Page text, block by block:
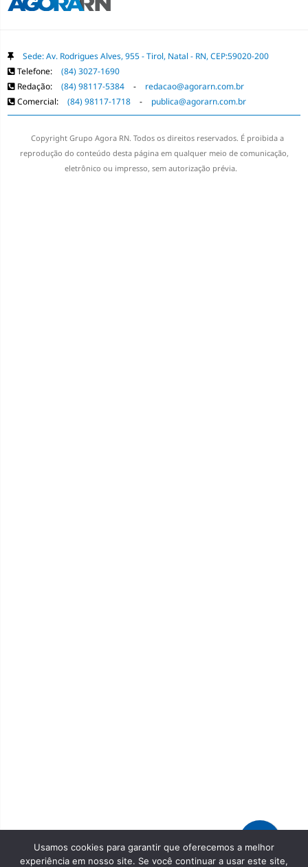
Sede: Av. Rodrigues Alves, 955 - Tirol, Natal - RN, CEP:59020-200
Telefone:
(84) 3027-1690
Redação:
(84) 98117-5384 -
redacao@agorarn.com.br
Comercial:
(84) 98117-1718 - publica@agorarn.com.br
Copyright Grupo Agora RN. Todos os direitos reservados. É proibida a
reprodução do conteúdo desta página em qualquer meio de comunicação,
eletrônico ou impresso, sem autorização prévia.
Usamos cookies para garantir que oferecemos a melhor
experiência em nosso site. Se você continuar a usar este site,